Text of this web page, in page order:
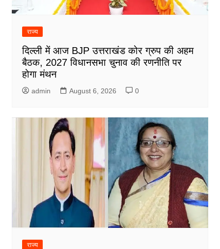
राज्य
दिल्ली में आज BJP उत्तराखंड कोर ग्रुप की अहम
बैठक, 2027 विधानसभा चुनाव की रणनीति पर
होगा मंथन
admin August 6, 2026 0
राज्य